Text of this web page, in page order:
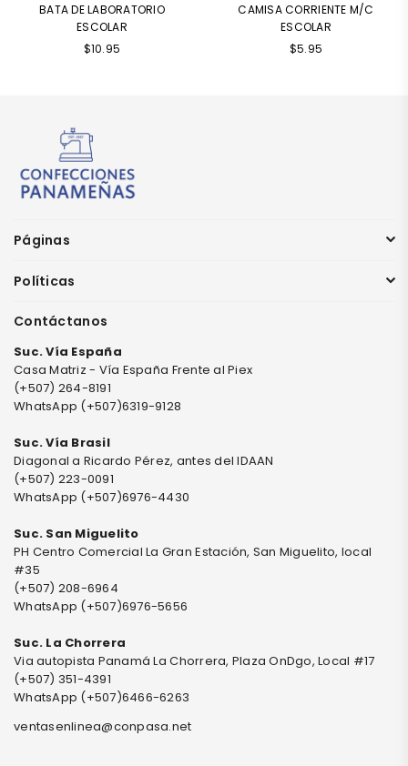
BATA DE LABORATORIO
ESCOLAR
$10.95
CAMISA CORRIENTE M/C
ESCOLAR
$5.95
Páginas
Políticas
Contáctanos
Suc. Vía España
Casa Matriz - Vía España Frente al Piex
(+507) 264-8191
WhatsApp (+507)6319-9128
Suc. Vía Brasil
Diagonal a Ricardo Pérez, antes del IDAAN
(+507) 223-0091
WhatsApp (+507)6976-4430
Suc. San Miguelito
PH Centro Comercial La Gran Estación, San Miguelito, local
#35
(+507) 208-6964
WhatsApp (+507)6976-5656
Suc. La Chorrera
Via autopista Panamá La Chorrera, Plaza OnDgo, Local #17
(+507) 351-4391
WhatsApp (+507)6466-6263
ventasenlinea@conpasa.net